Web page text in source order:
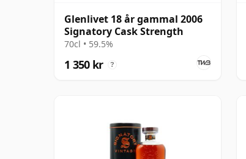
Glenlivet 18 år gammal 2006
Signatory Cask Strength
70cl • 59.5%
1 350 kr ?